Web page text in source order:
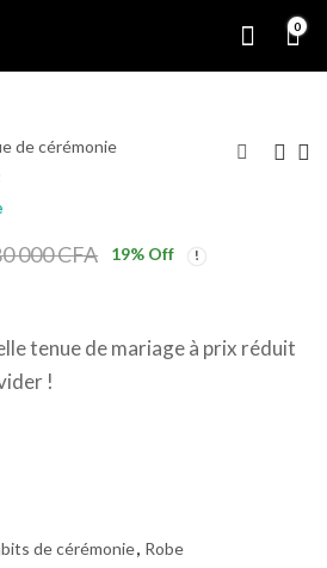
0
de cérémonie
000CFA 19% Off
tenue de mariage à prix réduit
!
de cérémonie, Robe